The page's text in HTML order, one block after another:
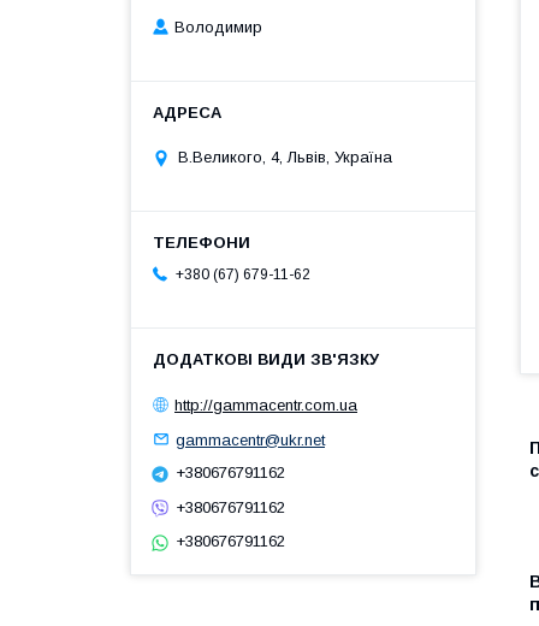
Володимир
В.Великого, 4, Львів, Україна
+380 (67) 679-11-62
http://gammacentr.com.ua
gammacentr@ukr.net
+380676791162
+380676791162
+380676791162